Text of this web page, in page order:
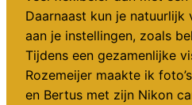
Daarnaast kun je natuurlijk
aan je instellingen, zoals
Tijdens een gezamenlijke
Rozemeijer maakte ik
en Bertus met zijn Nikon